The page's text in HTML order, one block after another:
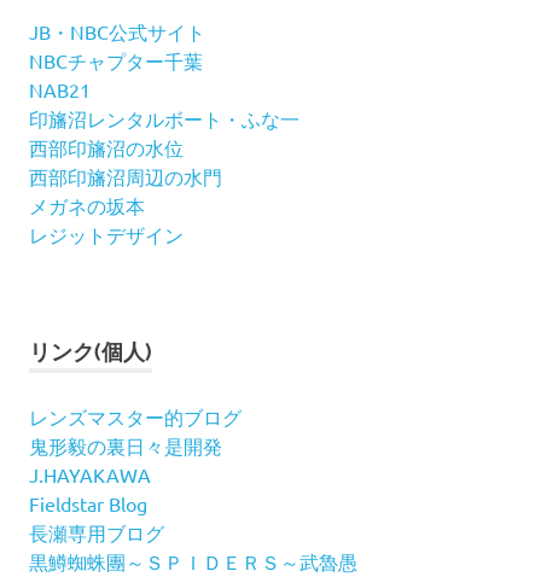
JB・NBC公式サイト
NBCチャプター千葉
NAB21
印旛沼レンタルボート・ふな一
西部印旛沼の水位
西部印旛沼周辺の水門
メガネの坂本
レジットデザイン
リンク(個人)
レンズマスター的ブログ
鬼形毅の裏日々是開発
J.HAYAKAWA
Fieldstar Blog
長瀬専用ブログ
黒鱒蜘蛛團～ＳＰＩＤＥＲＳ～武魯愚